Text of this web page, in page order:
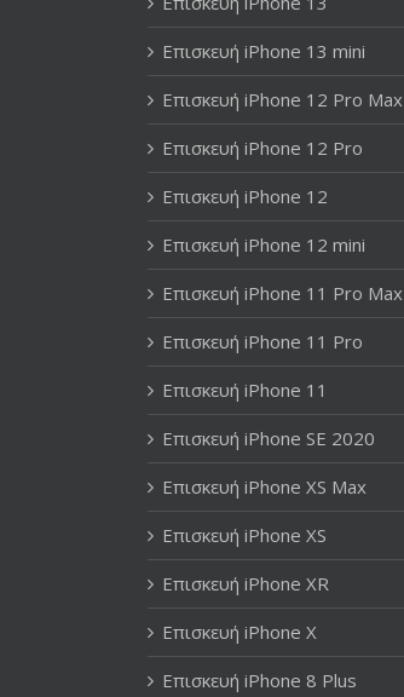
Επισκευή iPhone 13 mini
Επισκευή iPhone 12 Pro Max
Επισκευή iPhone 12 Pro
Επισκευή iPhone 12
Επισκευή iPhone 12 mini
Επισκευή iPhone 11 Pro Max
Επισκευή iPhone 11 Pro
Επισκευή iPhone 11
Επισκευή iPhone SE 2020
Επισκευή iPhone XS Max
Επισκευή iPhone XS
Επισκευή iPhone XR
Επισκευή iPhone X
Επισκευή iPhone 8 Plus